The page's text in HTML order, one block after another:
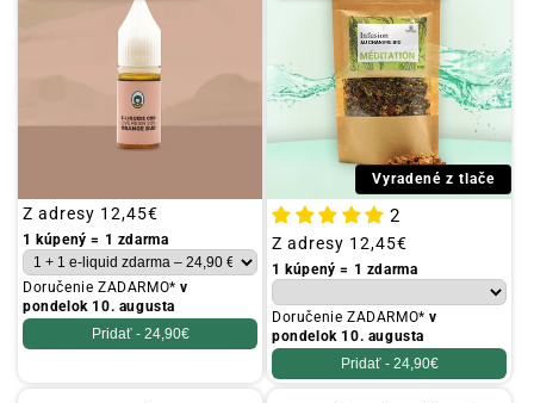
Obvyklá
cena
Z adresy 12,45€
1 kúpený = 1 zdarma
Doručenie ZADARMO*v
pondelok 10. augusta
Pridať - 24,90€
Vyradené z tlače
2
Obvyklá
cena
Z adresy 12,45€
1 kúpený = 1 zdarma
Doručenie ZADARMO*v
pondelok 10. augusta
Pridať - 24,90€